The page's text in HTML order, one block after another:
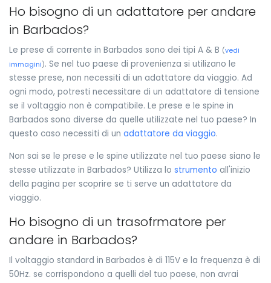
Ho bisogno di un adattatore per andare
in Barbados?
Le prese di corrente in Barbados sono dei tipi A & B (vedi
immagini). Se nel tuo paese di provenienza si utilizano le
stesse prese, non necessiti di un adattatore da viaggio. Ad
ogni modo, potresti necessitare di un adattatore di tensione
se il voltaggio non è compatibile. Le prese e le spine in
Barbados sono diverse da quelle utilizzate nel tuo paese? In
questo caso necessiti di un adattatore da viaggio.
Non sai se le prese e le spine utilizzate nel tuo paese siano le
stesse utilizzate in Barbados? Utilizza lo strumento all'inizio
della pagina per scoprire se ti serve un adattatore da
viaggio.
Ho bisogno di un trasofrmatore per
andare in Barbados?
Il voltaggio standard in Barbados è di 115V e la frequenza è di
50Hz. se corrispondono a quelli del tuo paese, non avrai